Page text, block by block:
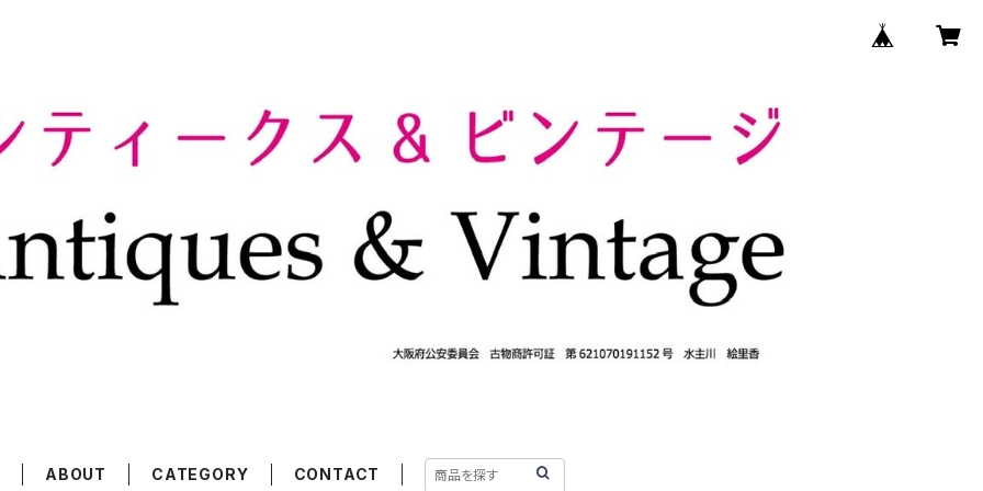
ABOUT CATEGORY CONTACT